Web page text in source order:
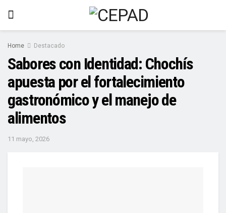
Home Destacado
Sabores con Identidad: Chochís
apuesta por el fortalecimiento
gastronómico y el manejo de
alimentos
11 mayo, 2026